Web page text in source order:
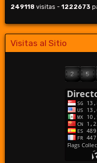
249118 visitas - 1222673
Visitas al Sitio